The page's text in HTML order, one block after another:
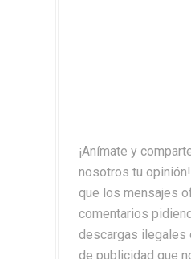
¡Anímate y
nosotros tu
que los mensajes
comentarios
descargas ilegales
de publicidad que